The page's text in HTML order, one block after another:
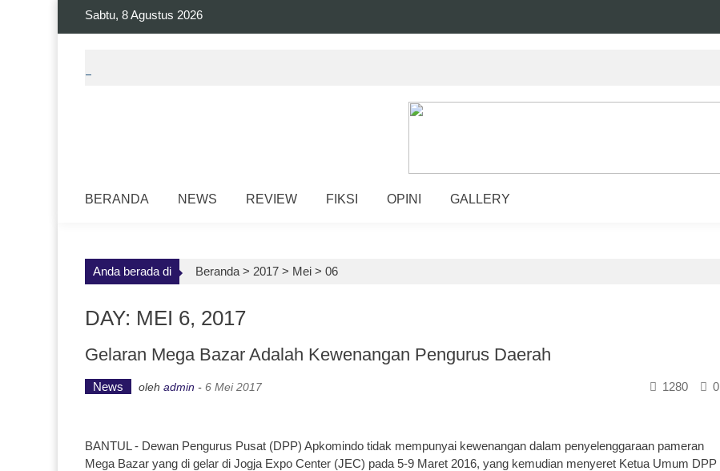
Sabtu, 8 Agustus 2026
BERANDA NEWS REVIEW FIKSI OPINI GALLERY
Anda berada di Beranda > 2017 > Mei > 06
DAY: MEI 6, 2017
Gelaran Mega Bazar Adalah Kewenangan Pengurus Daerah
News oleh admin - 6 Mei 2017 0
1280
BANTUL - Dewan Pengurus Pusat (DPP) Apkomindo tidak mempunyai kewenangan dalam penyelenggaraan pameran
Mega Bazar yang di gelar di Jogja Expo Center (JEC) pada 5-9 Maret 2016, yang kemudian menyeret Ketua Umum DPP